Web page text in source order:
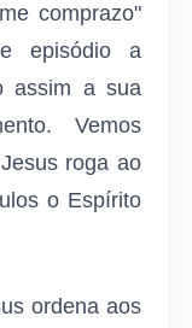
comprazo"
episódio a
assim a sua
Vemos
roga ao
o Espírito
ordena aos